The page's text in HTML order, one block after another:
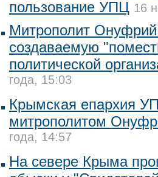
пользование УПЦ 16
Митрополит
создаваемую
политической
года, 15:03
Крымская епархия
митрополитом
года, 14:57
На севере Крыма